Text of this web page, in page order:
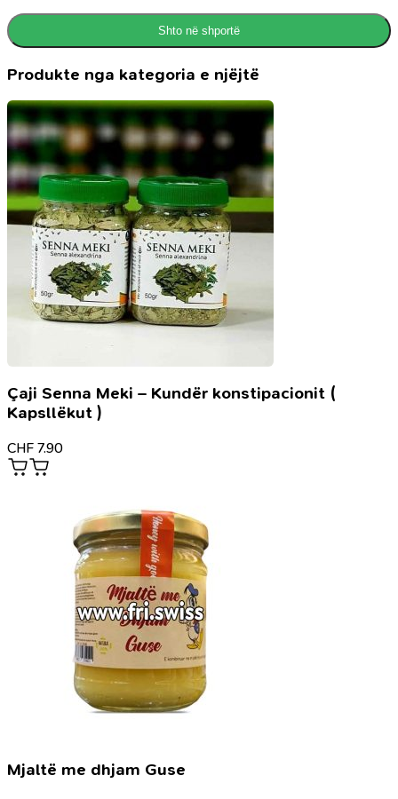
Shto në shportë
Produkte nga kategoria e njëjtë
Çaji Senna Meki – Kundër konstipacionit (
Kapsllëkut )
CHF 7.90
Mjaltë me dhjam Guse